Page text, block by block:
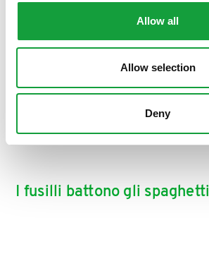
Allow all
Allow selection
Deny
I fusilli battono gli spaghetti